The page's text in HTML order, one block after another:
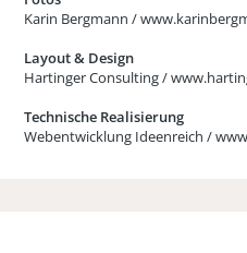
Karin Bergmann /
Layout & Design
Hartinger Consulting /
Technische Realisierung
Webentwicklung Ideenreich /